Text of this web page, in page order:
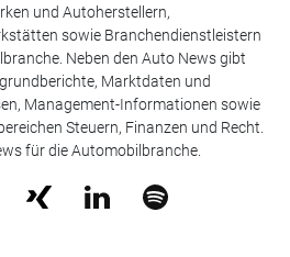
und Autoherstellern,
sowie Branchendienstleistern
Neben den Auto News gibt
Marktdaten und
Management-Informationen sowie
Steuern, Finanzen und Recht.
für die Automobilbranche.